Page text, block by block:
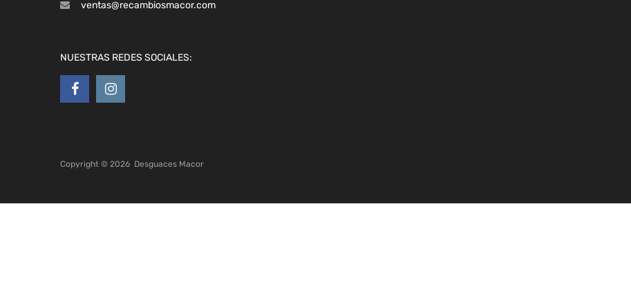
ventas@recambiosmacor.com
NUESTRAS REDES SOCIALES:
Copyright © 2026 Desguaces Macor